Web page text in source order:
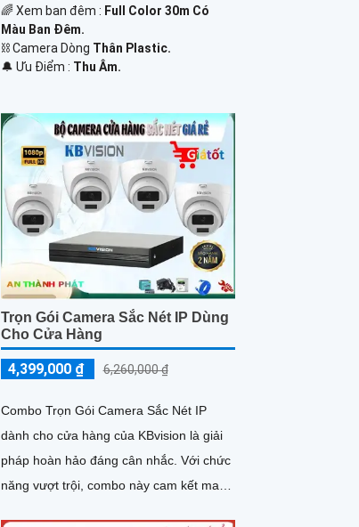
🌈 Xem ban đêm : Full Color 30m Có
Màu Ban Ðêm.
⛓ Camera Dòng Thân Plastic.
️🔔 Ưu Điểm : Thu Âm.
Trọn Gói Camera Sắc Nét IP Dùng
Cho Cửa Hàng
4,399,000 ₫ 6,260,000 ₫
Combo Trọn Gói Camera Sắc Nét IP
dành cho cửa hàng của KBvision là giải
pháp hoàn hảo đáng cân nhắc. Với chức
năng vượt trội, combo này cam kết mang